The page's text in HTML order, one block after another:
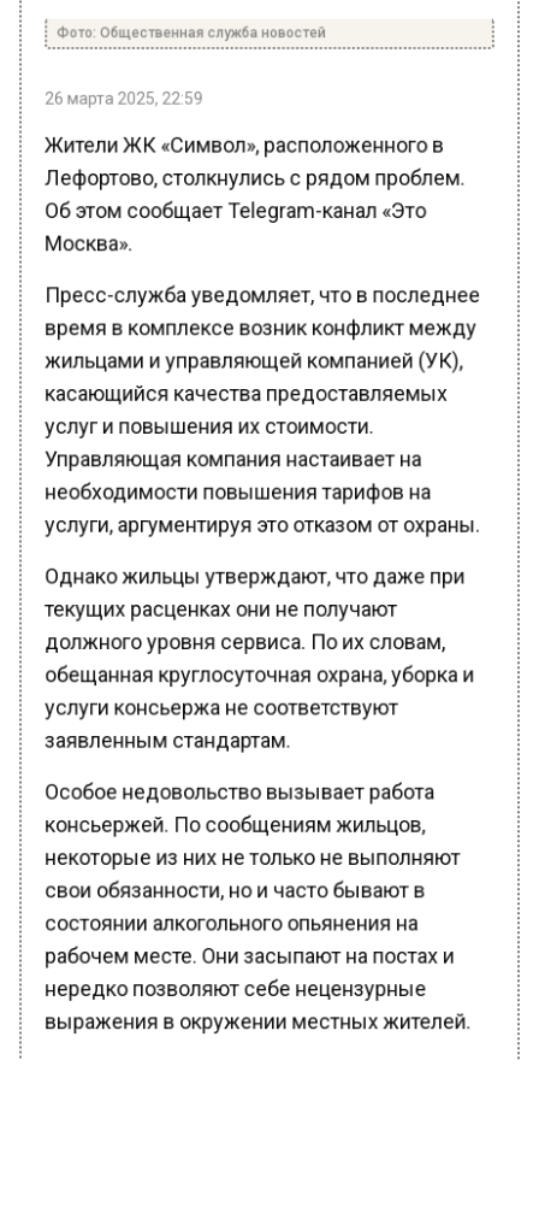
Лефортово, столкнулись с рядом проблем.
Об этом сообщает Telegram-канал «Это
Москва».
Пресс-служба уведомляет, что в последнее
время в комплексе возник конфликт между
жильцами и управляющей компанией (УК),
касающийся качества предоставляемых
услуг и повышения их стоимости.
Управляющая компания настаивает на
необходимости повышения тарифов на
услуги, аргументируя это отказом от охраны.
Однако жильцы утверждают, что даже при
текущих расценках они не получают
должного уровня сервиса. По их словам,
обещанная круглосуточная охрана, уборка и
услуги консьержа не соответствуют
заявленным стандартам.
Особое недовольство вызывает работа
консьержей. По сообщениям жильцов,
некоторые из них не только не выполняют
свои обязанности, но и часто бывают в
состоянии алкогольного опьянения на
рабочем месте. Они засыпают на постах и
нередко позволяют себе нецензурные
выражения в окружении местных жителей.